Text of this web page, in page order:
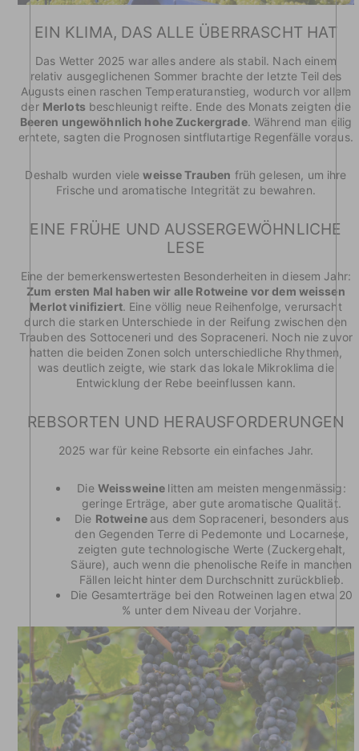
EIN KLIMA, DAS ALLE ÜBERRASCHT HAT
Das Wetter 2025 war alles andere als stabil. Nach einem
relativ ausgeglichenen Sommer brachte der letzte Teil des
Augusts einen raschen Temperaturanstieg, wodurch vor allem
der Merlotsbeschleunigt reifte. Ende des Monats zeigten die
Beeren ungewöhnlich hohe Zuckergrade. Während man eilig
erntete, sagten die Prognosen sintflutartige Regenfälle voraus.
Deshalb wurden vieleweisse Trauben früh gelesen, um ihre
Frische und aromatische Integrität zu bewahren.
EINE FRÜHE UND AUSSERGEWÖHNLICHE
LESE
Eine der bemerkenswertesten Besonderheiten in diesem Jahr:
Zum ersten Mal haben wir alle Rotweine vor dem weissen
Merlot vinifiziert. Eine völlig neue Reihenfolge, verursacht
durch die starken Unterschiede in der Reifung zwischen den
Trauben des Sottoceneri und des Sopraceneri. Noch nie zuvor
hatten die beiden Zonen solch unterschiedliche Rhythmen,
was deutlich zeigte, wie stark das lokale Mikroklima die
Entwicklung der Rebe beeinflussen kann.
REBSORTEN UND HERAUSFORDERUNGEN
2025 war für keine Rebsorte ein einfaches Jahr.
Die Weissweine litten am meisten mengenmässig:
geringe Erträge, aber gute aromatische Qualität.
Die Rotweine aus dem Sopraceneri, besonders aus
den Gegenden Terre di Pedemonte und Locarnese,
zeigten gute technologische Werte (Zuckergehalt,
Säure), auch wenn die phenolische Reife in manchen
Fällen leicht hinter dem Durchschnitt zurückblieb.
Die Gesamterträge bei den Rotweinen lagen etwa 20
% unter dem Niveau der Vorjahre.